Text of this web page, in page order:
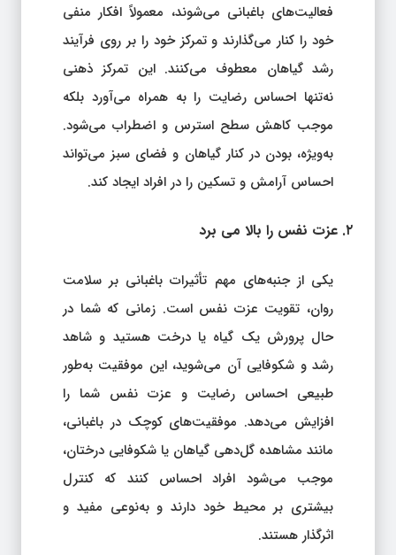
فعالیت‌های باغبانی می‌شوند، معمولاً افکار منفی
خود را کنار می‌گذارند و تمرکز خود را بر روی فرآیند
رشد گیاهان معطوف می‌کنند. این تمرکز ذهنی
نه‌تنها احساس رضایت را به همراه می‌آورد بلکه
موجب کاهش سطح استرس و اضطراب می‌شود.
به‌ویژه، بودن در کنار گیاهان و فضای سبز می‌تواند
احساس آرامش و تسکین را در افراد ایجاد کند.
۲. عزت نفس را بالا می‌ برد
یکی از جنبه‌های مهم تأثیرات باغبانی بر سلامت
روان، تقویت عزت نفس است. زمانی که شما در
حال پرورش یک گیاه یا درخت هستید و شاهد
رشد و شکوفایی آن می‌شوید، این موفقیت به‌طور
طبیعی احساس رضایت و عزت نفس شما را
افزایش می‌دهد. موفقیت‌های کوچک در باغبانی،
مانند مشاهده گل‌دهی گیاهان یا شکوفایی درختان،
موجب می‌شود افراد احساس کنند که کنترل
بیشتری بر محیط خود دارند و به‌نوعی مفید و
اثرگذار هستند.